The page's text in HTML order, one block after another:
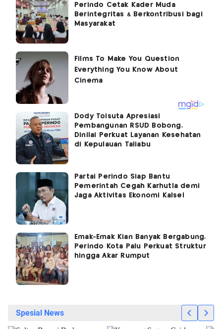
Perindo Cetak Kader Muda
Berintegritas & Berkontribusi bagi
Masyarakat
Dody Toisuta Apresiasi
Pembangunan RSUD Bobong,
Dinilai Perkuat Layanan Kesehatan
di Kepulauan Taliabu
Partai Perindo Siap Bantu
Pemerintah Cegah Karhutla demi
Jaga Aktivitas Ekonomi Kalsel
Emak-Emak Kian Banyak Bergabung,
Perindo Kota Palu Perkuat Struktur
hingga Akar Rumput